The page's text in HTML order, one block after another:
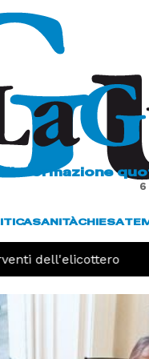
L'informazione
6
SANITÀCHIESA
dell'elicottero